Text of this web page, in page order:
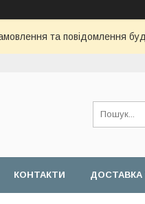
та повідомлення
КОНТАКТИ ДОСТАВКА